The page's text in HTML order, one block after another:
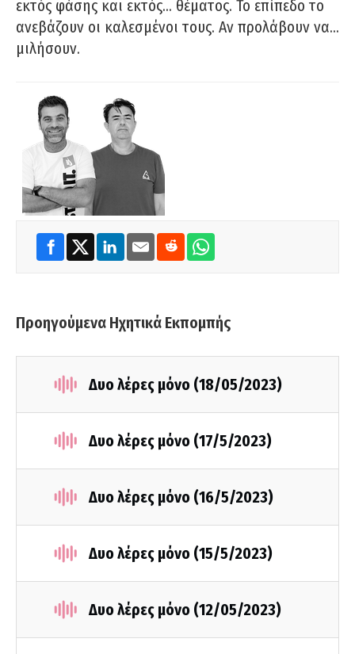
εκτός φάσης και εκτός… θέματος. Το επίπεδο το
ανεβάζουν οι καλεσμένοι τους. Αν προλάβουν να…
μιλήσουν.
Προηγούμενα Ηχητικά Εκπομπής
Δυο λέρες μόνο (18/05/2023)
Δυο λέρες μόνο (17/5/2023)
Δυο λέρες μόνο (16/5/2023)
Δυο λέρες μόνο (15/5/2023)
Δυο λέρες μόνο (12/05/2023)